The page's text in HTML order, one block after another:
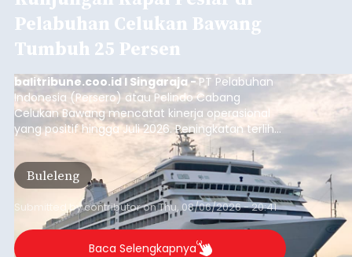
Pelabuhan Celukan Bawang
Tumbuh 25 Persen
balitribune.coo.id I Singaraja -PT Pelabuhan
Indonesia (Persero) atau Pelindo Cabang
Celukan Bawang mencatat kinerja operasional
yang positif hingga Juli 2026. Peningkatan terlihat
dari arus kapal yang mencapai 1,48 juta Gross
Tonnage (GT), atau tumbuh 12,4 persen
dibandingkan periode yang sama tahun lalu
yang tercatat sebesar 1,32 juta GT.
Buleleng
Submitted bycontributoronThu, 08/06/2026 - 20:41
Baca Selengkapnya